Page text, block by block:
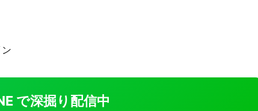
で深掘り配信中